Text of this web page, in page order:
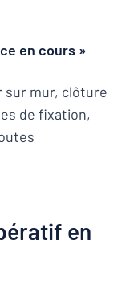
en cours »
sur mur, clôture
de fixation,
en